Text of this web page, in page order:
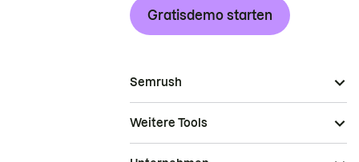
Gratisdemo starten
Semrush
Weitere Tools